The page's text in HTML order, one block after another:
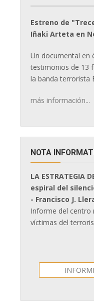
Estreno de
Iñaki Arteta en
Un documental en
testimonios de 13
la banda terrorista
más información...
NOTA
LA ESTRATEGIA
espiral del
- Francisco J.
Informe del centro
víctimas del